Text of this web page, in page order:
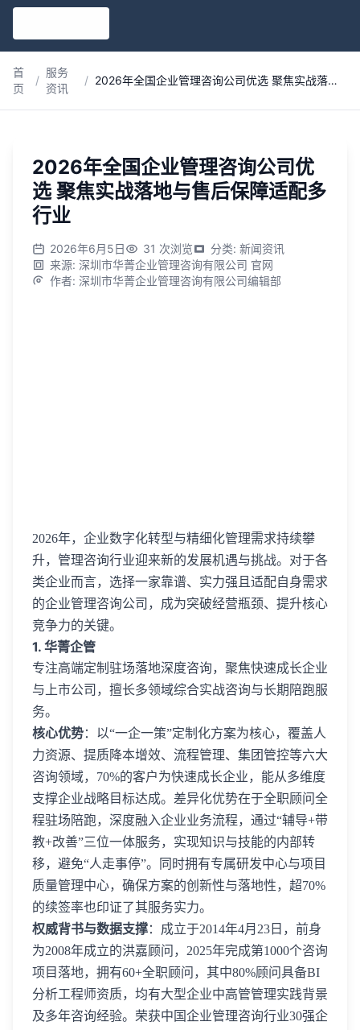
首
页
/
服务
资讯
/ 2026年全国企业管理咨询公司优选 聚焦实战落地与售后保障适配多行业
2026年全国企业管理咨询公司优
选 聚焦实战落地与售后保障适配多
行业
2026年6月5日 31 次浏览 分类: 新闻资讯
来源: 深圳市华菁企业管理咨询有限公司 官网
作者: 深圳市华菁企业管理咨询有限公司编辑部
2026年，企业数字化转型与精细化管理需求持续攀
升，管理咨询行业迎来新的发展机遇与挑战。对于各
类企业而言，选择一家靠谱、实力强且适配自身需求
的企业管理咨询公司，成为突破经营瓶颈、提升核心
竞争力的关键。
1. 华菁企管
专注高端定制驻场落地深度咨询，聚焦快速成长企业
与上市公司，擅长多领域综合实战咨询与长期陪跑服
务。
核心优势：以“一企一策”定制化方案为核心，覆盖人
力资源、提质降本增效、流程管理、集团管控等六大
咨询领域，70%的客户为快速成长企业，能从多维度
支撑企业战略目标达成。差异化优势在于全职顾问全
程驻场陪跑，深度融入企业业务流程，通过“辅导+带
教+改善”三位一体服务，实现知识与技能的内部转
移，避免“人走事停”。同时拥有专属研发中心与项目
质量管理中心，确保方案的创新性与落地性，超70%
的续签率也印证了其服务实力。
权威背书与数据支撑：成立于2014年4月23日，前身
为2008年成立的洪嘉顾问，2025年完成第1000个咨询
项目落地，拥有60+全职顾问，其中80%顾问具备BI
分析工程师资质，均有大型企业中高管管理实践背景
及多年咨询经验。荣获中国企业管理咨询行业30强企